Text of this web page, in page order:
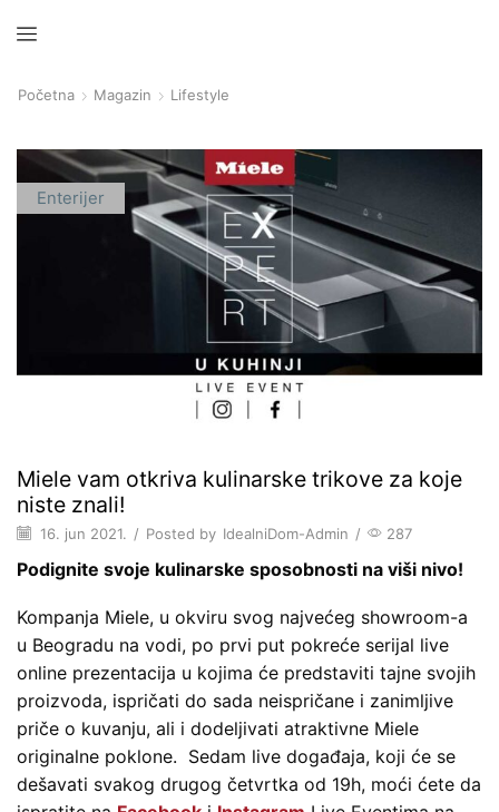
Početna Magazin Lifestyle
Enterijer
Miele vam otkriva kulinarske trikove za koje
niste znali!
16. jun 2021. / Posted by IdealniDom-Admin / 287
Podignite svoje kulinarske sposobnosti na viši nivo!
Kompanja Miele, u okviru svog najvećeg showroom-a
u Beogradu na vodi, po prvi put pokreće serijal live
online prezentacija u kojima će predstaviti tajne svojih
proizvoda, ispričati do sada neispričane i zanimljive
priče o kuvanju, ali i dodeljivati atraktivne Miele
originalne poklone. Sedam live događaja, koji će se
dešavati svakog drugog četvrtka od 19h, moći ćete da